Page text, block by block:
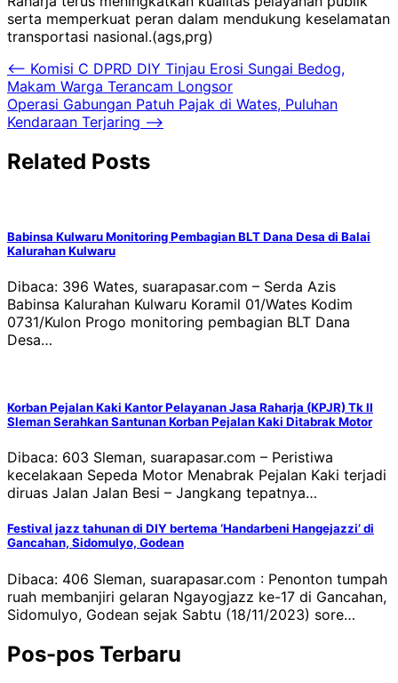
serta memperkuat peran dalam mendukung keselamatan
transportasi nasional.(ags,prg)
Navigasi
pos
⟵ Komisi C DPRD DIY Tinjau Erosi Sungai Bedog,
Makam Warga Terancam Longsor
Operasi Gabungan Patuh Pajak di Wates, Puluhan
Kendaraan Terjaring ⟶
Related Posts
Babinsa Kulwaru Monitoring Pembagian BLT Dana Desa di Balai
Kalurahan Kulwaru
Dibaca: 396 Wates, suarapasar.com – Serda Azis
Babinsa Kalurahan Kulwaru Koramil 01/Wates Kodim
0731/Kulon Progo monitoring pembagian BLT Dana
Desa…
Korban Pejalan Kaki Kantor Pelayanan Jasa Raharja (KPJR) Tk II
Sleman Serahkan Santunan Korban Pejalan Kaki Ditabrak Motor
Dibaca: 603 Sleman, suarapasar.com – Peristiwa
kecelakaan Sepeda Motor Menabrak Pejalan Kaki terjadi
diruas Jalan Jalan Besi – Jangkang tepatnya…
Festival jazz tahunan di DIY bertema ‘Handarbeni Hangejazzi’ di
Gancahan, Sidomulyo, Godean
Dibaca: 406 Sleman, suarapasar.com : Penonton tumpah
ruah membanjiri gelaran Ngayogjazz ke-17 di Gancahan,
Sidomulyo, Godean sejak Sabtu (18/11/2023) sore…
Pos-pos Terbaru